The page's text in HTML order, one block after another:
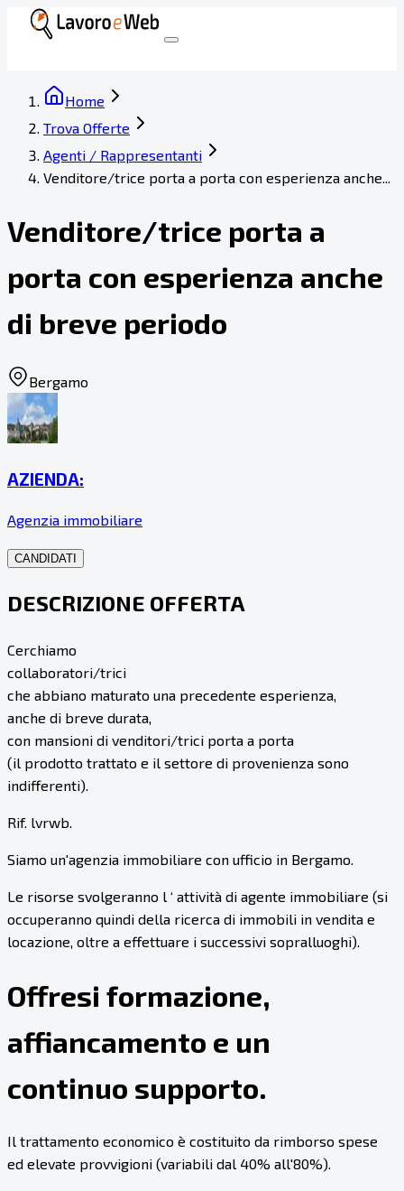
Home
Trova Offerte
Agenti / Rappresentanti
Venditore/trice porta a porta con esperienza anche...
Venditore/trice porta a
porta con esperienza anche
di breve periodo
Bergamo
AZIENDA:
Agenzia immobiliare
CANDIDATI
DESCRIZIONE OFFERTA
Cerchiamo
collaboratori/trici
che abbiano maturato una precedente esperienza,
anche di breve durata,
con mansioni di venditori/trici porta a porta
(il prodotto trattato e il settore di provenienza sono
indifferenti).
Rif. lvrwb.
Siamo un'agenzia immobiliare con ufficio in Bergamo.
Le risorse svolgeranno l ‘ attività di agente immobiliare (si
occuperanno quindi della ricerca di immobili in vendita e
locazione, oltre a effettuare i successivi sopralluoghi).
Offresi formazione,
affiancamento e un
continuo supporto.
Il trattamento economico è costituito da rimborso spese
ed elevate provvigioni (variabili dal 40% all'80%).